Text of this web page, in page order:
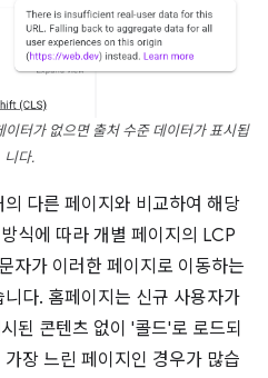
터가 없으면 출처 수준 데이터가 표시됩
니다.
다른 페이지와 비교하여 해당
식에 따라 개별 페이지의 LCP
자가 이러한 페이지로 이동하는
다. 홈페이지는 신규 사용자가
된 콘텐츠 없이 '콜드'로 로드되
장 느린 페이지인 경우가 많습